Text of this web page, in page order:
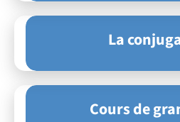
La
Cours de